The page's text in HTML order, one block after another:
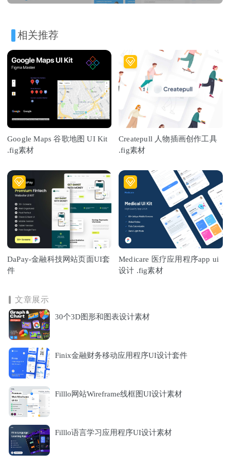
相关推荐
Google Maps 谷歌地图 UI Kit
.fig素材
Createpull 人物插画创作工具
.fig素材
DaPay-金融科技网站页面UI套
件
Medicare 医疗应用程序app ui
设计 .fig素材
文章展示
30个3D图形和图表设计素材
Finix金融财务移动应用程序UI设计套件
Filllo网站Wireframe线框图UI设计素材
Filllo语言学习应用程序UI设计素材